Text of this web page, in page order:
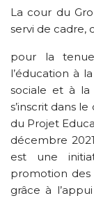
La cour du
servi de cadre,
pour la
l’éducation à
sociale et à la
s’inscrit dans
du Projet
décembre
est une
promotion des
grâce à